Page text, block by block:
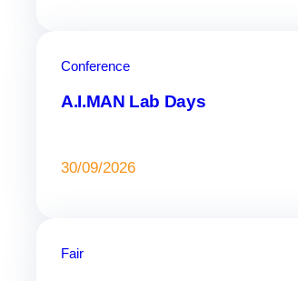
Conference
A.I.MAN Lab Days
30/09/2026
Fair